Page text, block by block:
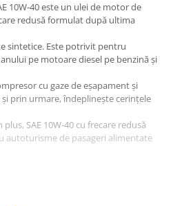
10W-40 este un ulei de motor de
redusă formulat după ultima
sintetice. Este potrivit pentru
pe motoare diesel pe benzină și
cu gaze de eșapament și
prin urmare, îndeplinește cerințele
SAE 10W-40 cu frecare redusă
autoturisme de pasageri alimentate
și reduce emisiile poluante